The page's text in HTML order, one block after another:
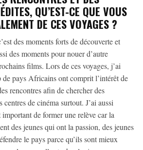
QU’EST-CE QUE VOUS
DE CES VOYAGES ?
des moments forts de découverte et
des moments pour nouer d’autre
films. Lors de ces voyages, j’ai
de pays Africains ont comprit l’intérêt de
rencontres afin de chercher des
centres de cinéma surtout. J’ai aussi
de former une relève car la
des jeunes qui ont la passion, des jeunes
le pays parce qu’ils sont mieux